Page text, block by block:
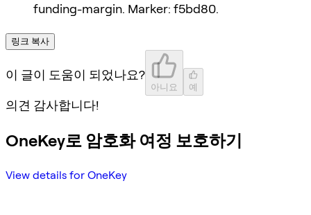
funding-margin. Marker: f5bd80.
링크 복사
이 글이 도움이 되었나요?
아니요 예
의견 감사합니다!
OneKey로 암호화 여정 보호하기
View details for OneKey